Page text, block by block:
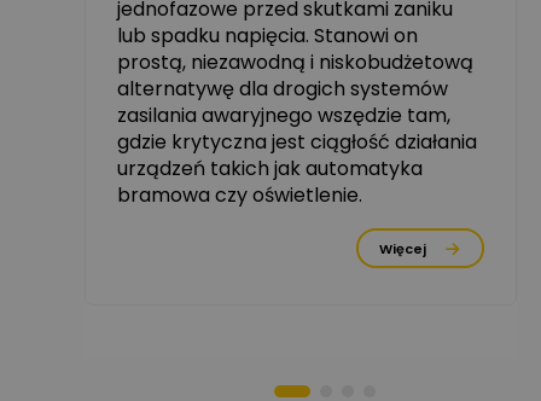
Michał Szulborski
Ekspert ETI - Dr inż. w
dziedzinie Aparatów
Elektrycznych / Senior
R&D Scientist / Product
Manager
Zadaj pytanie
Tomasz Dźwigała
Ekspert Menadżer
Piotr Muskała
jednofazowe przed skutkami zaniku
lub spadku napięcia. Stanowi on
prostą, niezawodną i niskobudżetową
alternatywę dla drogich systemów
zasilania awaryjnego wszędzie tam,
gdzie krytyczna jest ciągłość działania
urządzeń takich jak automatyka
bramowa czy oświetlenie.
Więcej